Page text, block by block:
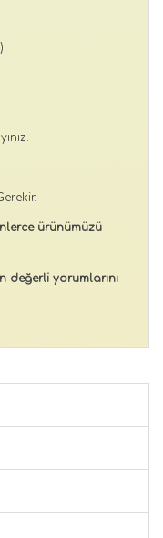
ürünümüzü
değerli yorumlarını